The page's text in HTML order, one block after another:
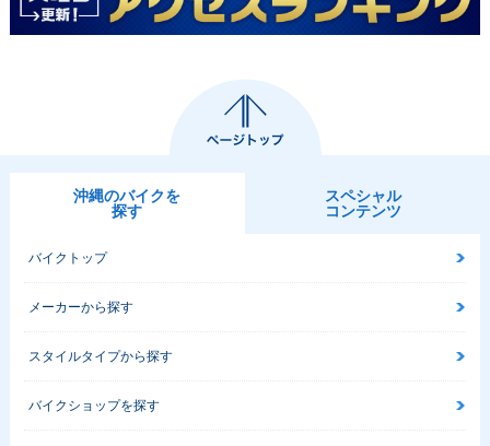
沖縄のバイクを
探す
スペシャル
コンテンツ
バイクトップ
メーカーから探す
スタイルタイプから探す
バイクショップを探す